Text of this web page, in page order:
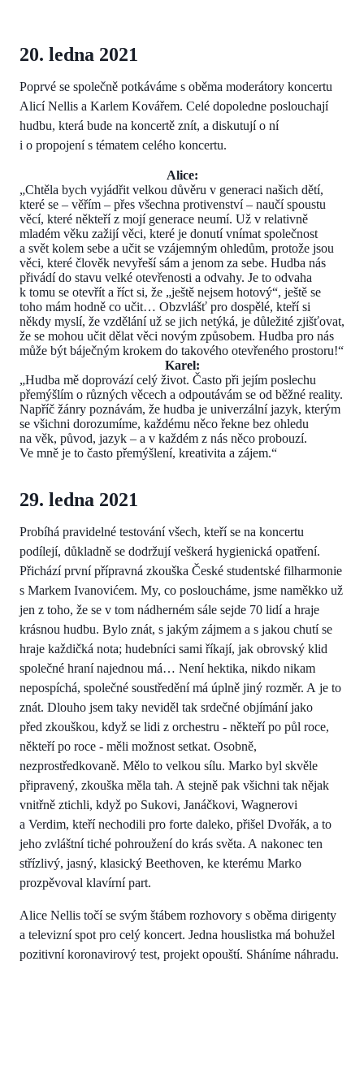
20. ledna 2021
Poprvé se společně potkáváme s oběma moderátory koncertu
Alicí Nellis a Karlem Kovářem. Celé dopoledne poslouchají
hudbu, která bude na koncertě znít, a diskutují o ní
i o propojení s tématem celého koncertu.
Alice:
„Chtěla bych vyjádřit velkou důvěru v generaci našich dětí,
které se – věřím – přes všechna protivenství – naučí spoustu
věcí, které někteří z mojí generace neumí. Už v relativně
mladém věku zažijí věci, které je donutí vnímat společnost
a svět kolem sebe a učit se vzájemným ohledům, protože jsou
věci, které člověk nevyřeší sám a jenom za sebe. Hudba nás
přivádí do stavu velké otevřenosti a odvahy. Je to odvaha
k tomu se otevřít a říct si, že „ještě nejsem hotový“, ještě se
toho mám hodně co učit… Obzvlášť pro dospělé, kteří si
někdy myslí, že vzdělání už se jich netýká, je důležité zjišťovat,
že se mohou učit dělat věci novým způsobem. Hudba pro nás
může být báječným krokem do takového otevřeného prostoru!“
Karel:
„Hudba mě doprovází celý život. Často při jejím poslechu
přemýšlím o různých věcech a odpoutávám se od běžné reality.
Napříč žánry poznávám, že hudba je univerzální jazyk, kterým
se všichni dorozumíme, každému něco řekne bez ohledu
na věk, původ, jazyk – a v každém z nás něco probouzí.
Ve mně je to často přemýšlení, kreativita a zájem.“
29. ledna 2021
Probíhá pravidelné testování všech, kteří se na koncertu
podílejí, důkladně se dodržují veškerá hygienická opatření.
Přichází první přípravná zkouška České studentské filharmonie
s Markem Ivanovićem. My, co posloucháme, jsme naměkko už
jen z toho, že se v tom nádherném sále sejde 70 lidí a hraje
krásnou hudbu. Bylo znát, s jakým zájmem a s jakou chutí se
hraje každičká nota; hudebníci sami říkají, jak obrovský klid
společné hraní najednou má… Není hektika, nikdo nikam
nepospíchá, společné soustředění má úplně jiný rozměr. A je to
znát. Dlouho jsem taky neviděl tak srdečné objímání jako
před zkouškou, když se lidi z orchestru - někteří po půl roce,
někteří po roce - měli možnost setkat. Osobně,
nezprostředkovaně. Mělo to velkou sílu. Marko byl skvěle
připravený, zkouška měla tah. A stejně pak všichni tak nějak
vnitřně ztichli, když po Sukovi, Janáčkovi, Wagnerovi
a Verdim, kteří nechodili pro forte daleko, přišel Dvořák, a to
jeho zvláštní tiché pohroužení do krás světa. A nakonec ten
střízlivý, jasný, klasický Beethoven, ke kterému Marko
prozpěvoval klavírní part.
Alice Nellis točí se svým štábem rozhovory s oběma dirigenty
a televizní spot pro celý koncert. Jedna houslistka má bohužel
pozitivní koronavirový test, projekt opouští. Sháníme náhradu.